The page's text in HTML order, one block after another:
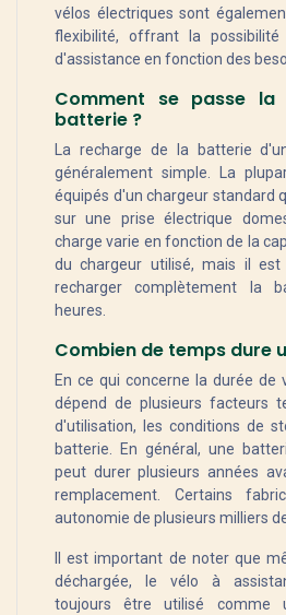
vélos électriques sont
flexibilité, offrant la
d'assistance en fonction des
Comment se passe
batterie ?
La recharge de la batterie
généralement simple. La
équipés d'un chargeur standard
sur une prise électrique
charge varie en fonction de la
du chargeur utilisé, mais il est
recharger complètement la
heures.
Combien de temps dure
En ce qui concerne la durée de
dépend de plusieurs facteurs
d'utilisation, les conditions de
batterie. En général, une
peut durer plusieurs années
remplacement. Certains
autonomie de plusieurs milliers
Il est important de noter que
déchargée, le vélo à
toujours être utilisé comme